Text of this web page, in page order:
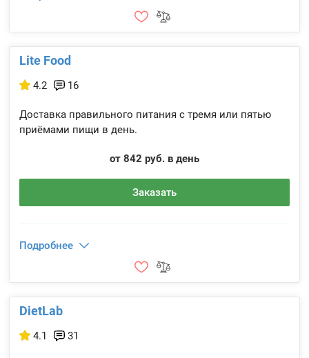
Lite Food
4.2 16
Доставка правильного питания с тремя или пятью
приёмами пищи в день.
от 842 руб. в день
Заказать
Подробнее
DietLab
4.1 31